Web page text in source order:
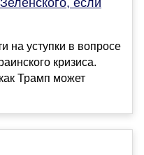
на уступки в вопросе
кризиса.
Трамп может